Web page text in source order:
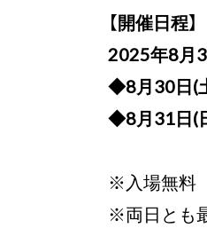
【開催日程】
2025年8月
◆8月30日(
◆8月31日(
※入場無料
※両日とも